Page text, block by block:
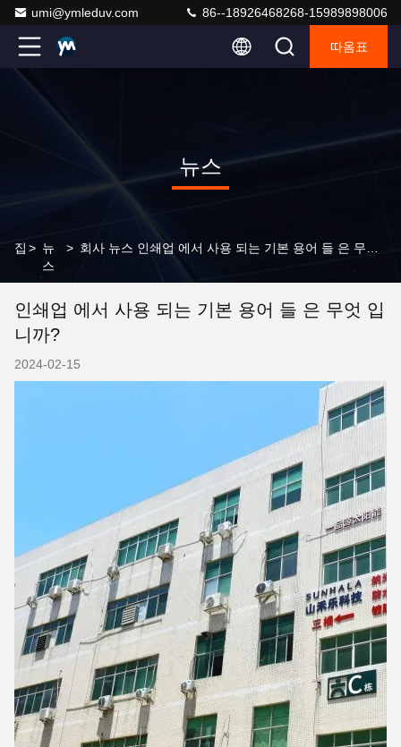
umi@ymleduv.com 86--18926468268-15989898006
따옴표
뉴스
집 > 뉴
스
>
인쇄업 에서 사용 되는 기본 용어 들 은 무엇 입
니까?
2024-02-15